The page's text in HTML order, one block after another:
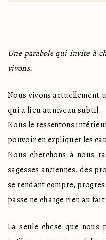
Une parabole qui invite à
vivons.
Nous vivons actuellement
qui a lieu au niveau subtil.
Nous le ressentons
pouvoir en expliquer les
Nous cherchons à nous
sagesses anciennes, des
se rendant compte,
passe ne change rien au
La seule chose que nous